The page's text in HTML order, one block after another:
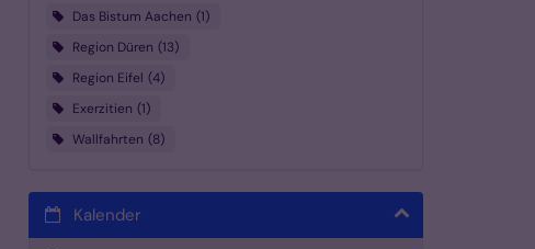
Das Bistum Aachen 1
Region Düren 13
Region Eifel 4
Exerzitien 1
Wallfahrten
8
Kalender